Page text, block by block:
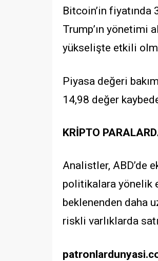
Bitcoin’in fiyatında
Trump’ın yönetimi
yükselişte etkili
Piyasa değeri
14,98 değer
KRİPTO
Analistler, ABD’de
politikalara yönelik
beklenenden daha
riskli varlıklarda